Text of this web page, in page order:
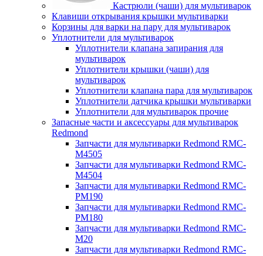
Кастрюли (чаши) для мультиварок
Клавиши открывания крышки мультиварки
Корзины для варки на пару для мультиварок
Уплотнители для мультиварок
Уплотнители клапана запирания для
мультиварок
Уплотнители крышки (чаши) для
мультиварок
Уплотнители клапана пара для мультиварок
Уплотнители датчика крышки мультиварки
Уплотнители для мультиварок прочие
Запасные части и аксессуары для мультиварок
Redmond
Запчасти для мультиварки Redmond RMC-
M4505
Запчасти для мультиварки Redmond RMC-
M4504
Запчасти для мультиварки Redmond RMC-
PM190
Запчасти для мультиварки Redmond RMC-
PM180
Запчасти для мультиварки Redmond RMC-
M20
Запчасти для мультиварки Redmond RMC-